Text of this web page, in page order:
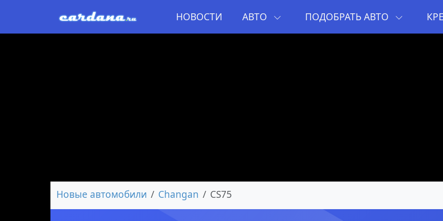
НОВОСТИ АВТО ПОДОБРАТЬ АВТО
Новые автомобили Changan CS75